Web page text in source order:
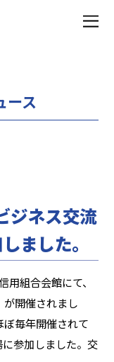
ース
ジネス交流
ました。
組合会館にて、
が開催されまし
毎年開催されて
参加しました。交